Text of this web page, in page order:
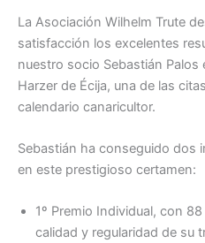
La Asociación Wilhelm Trute
satisfacción los excelentes
nuestro socio Sebastián
Harzer de Écija, una de las
calendario canaricultor.
Sebastián ha conseguido dos
en este prestigioso certamen:
1º Premio Individual, con
calidad y regularidad de su